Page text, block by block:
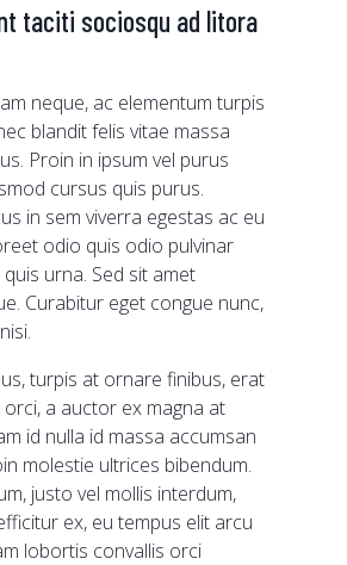
taciti sociosqu ad litora
neque, ac elementum turpis
blandit felis vitae massa
Proin in ipsum vel purus
cursus quis purus.
in sem viverra egestas ac eu
odio quis odio pulvinar
urna. Sed sit amet
Curabitur eget congue nunc,
turpis at ornare finibus, erat
orci, a auctor ex magna at
id nulla id massa accumsan
molestie ultrices bibendum.
justo vel mollis interdum,
ex, eu tempus elit arcu
lobortis convallis orci